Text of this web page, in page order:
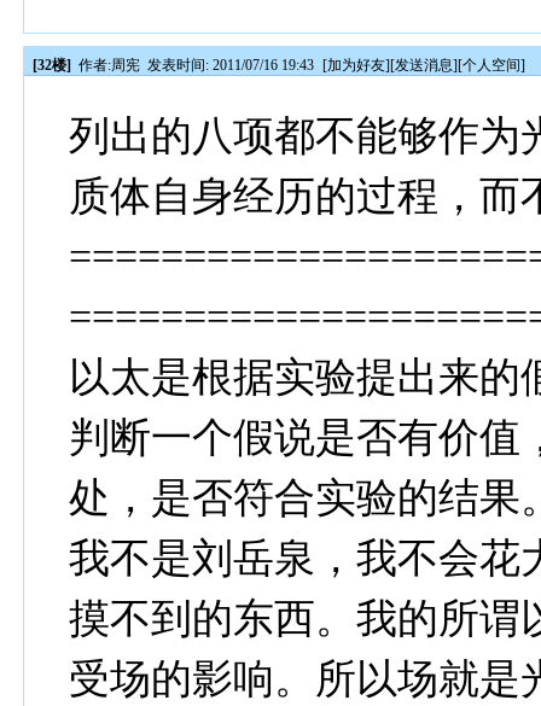
[32楼] 作者:周宪 发表时间: 2011/07/16 19:43 [加为好友][发送消息][个人空间]
列出的八项都不能够作为
质体自身经历的过程，而
以太是根据实验提出来
判断一个假说是否有价值
处，是否符合实验的结果
我不是刘岳泉，我不会花
摸不到的东西。我的所谓
受场的影响。所以场就是